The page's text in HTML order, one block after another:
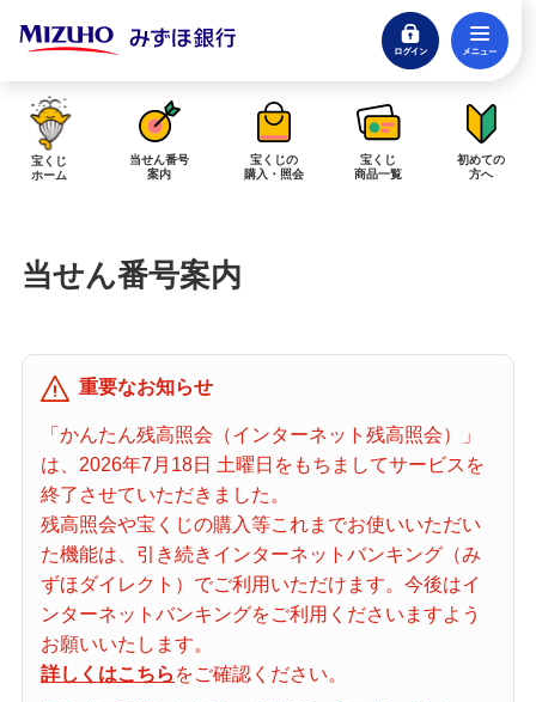
ログイン
閉じる
みずほダイレクトログイン
当せん金の受取方法について
購入した宝くじの確認方法について
「代金が引き落としされない」「購入明細に表示されない」にお答えしま
す。
宝くじホーム
当せん番号案内
宝くじの購入・照会
宝くじ
ホーム
当せん番号
案内
宝くじの
購入・照会
宝くじ
商品一覧
初めての
方へ
当せん番号案内
重要なお知らせ
「かんたん残高照会（インターネット残高照会）」
は、2026年7月18日 土曜日をもちましてサービスを
終了させていただきました。
残高照会や宝くじの購入等これまでお使いいただい
た機能は、引き続きインターネットバンキング（み
ずほダイレクト）でご利用いただけます。今後はイ
ンターネットバンキングをご利用くださいますよう
お願いいたします。
詳しくはこちら をご確認ください。